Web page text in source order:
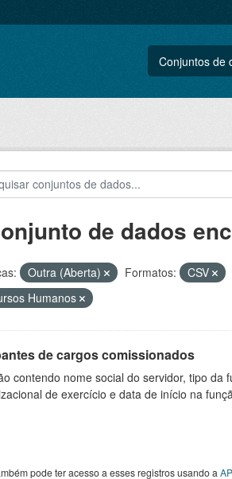
Conjuntos de
de dados
Outra (Aberta) Formatos: CSV
Humanos
de cargos comissionados
contendo nome social do servidor, tipo
de exercício e data de início na
pode ter acesso a esses registros usando a